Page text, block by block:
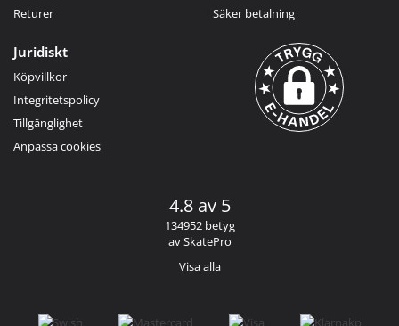
Returer
Säker betalning
Juridiskt
Köpvillkor
Integritetspolicy
Tillgänglighet
Anpassa cookies
4.8 av 5
134952 betyg
av SkatePro
Visa alla